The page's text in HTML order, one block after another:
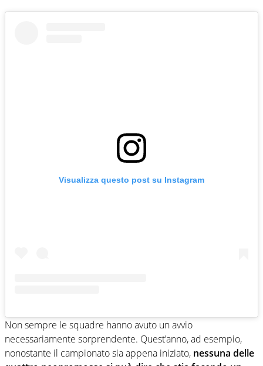
Visualizza questo post su Instagram
Non sempre le squadre hanno avuto un avvio
necessariamente sorprendente. Quest’anno, ad esempio,
nonostante il campionato sia appena iniziato, nessuna delle